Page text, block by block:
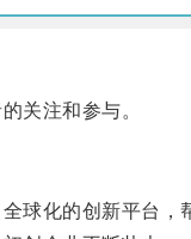
关注和参与。
化的创新平台，